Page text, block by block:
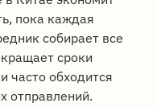
пока каждая
собирает все
сроки
часто обходится
отправлений.